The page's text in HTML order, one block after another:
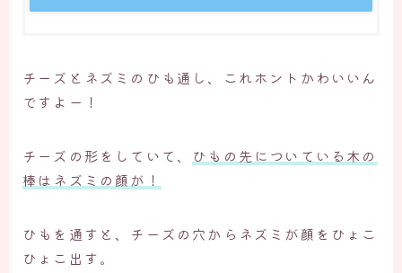
チーズとネズミのひも通し、これホントかわいいん
ですよー！
チーズの形をしていて、 ひもの先についている木の
棒はネズミの顔が！
ひもを通すと、チーズの穴からネズミが顔をひょこ
ひょこ出す。